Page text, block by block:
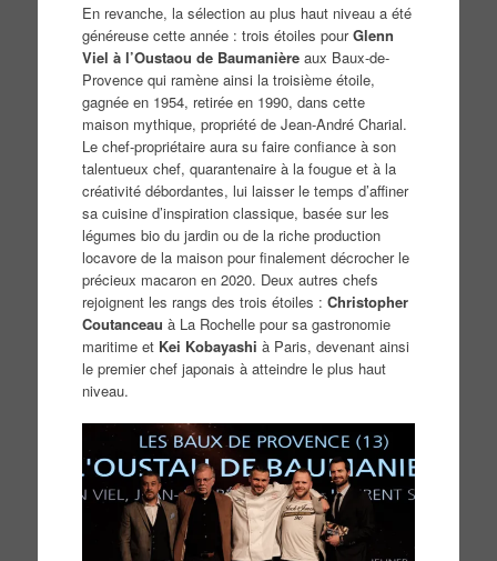
En revanche, la sélection au plus haut niveau a été
généreuse cette année : trois étoiles pourGlenn
Viel à l’Oustaou de Baumanièreaux Baux-de-
Provence qui ramène ainsi la troisième étoile,
gagnée en 1954, retirée en 1990, dans cette
maison mythique, propriété de Jean-André Charial.
Le chef-propriétaire aura su faire confiance à son
talentueux chef, quarantenaire à la fougue et à la
créativité débordantes, lui laisser le temps d’affiner
sa cuisine d’inspiration classique, basée sur les
légumes bio du jardin ou de la riche production
locavore de la maison pour finalement décrocher le
précieux macaron en 2020. Deux autres chefs
rejoignent les rangs des trois étoiles : Christopher
Coutanceau à La Rochelle pour sa gastronomie
maritime et Kei Kobayashi à Paris, devenant ainsi
le premier chef japonais à atteindre le plus haut
niveau.